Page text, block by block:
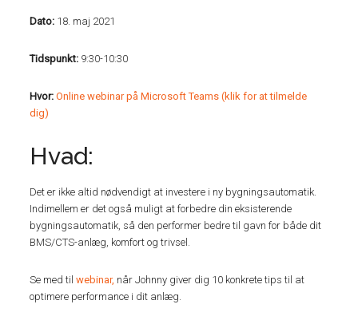
Dato: 18. maj 2021
Tidspunkt: 9:30-10:30
Hvor: Online webinar på Microsoft Teams (klik for at tilmelde
dig)
Hvad:
Det er ikke altid nødvendigt at investere i ny bygningsautomatik.
Indimellem er det også muligt at forbedre din eksisterende
bygningsautomatik, så den performer bedre til gavn for både dit
BMS/CTS-anlæg, komfort og trivsel.
Se med til webinar, når Johnny giver dig 10 konkrete tips til at
optimere performance i dit anlæg.